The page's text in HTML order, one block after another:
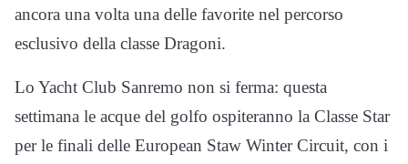
ancora una volta una delle favorite nel percorso
esclusivo della classe Dragoni.
Lo Yacht Club Sanremo non si ferma: questa
settimana le acque del golfo ospiteranno la Classe Star
per le finali delle European Staw Winter Circuit, con i